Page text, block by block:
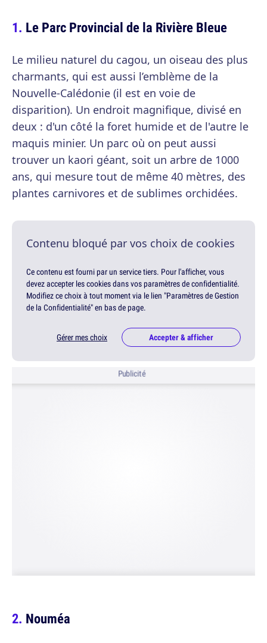
Le Parc Provincial de la Rivière Bleue
Le milieu naturel du cagou, un oiseau des plus
charmants, qui est aussi l’emblème de la
Nouvelle-Calédonie (il est en voie de
disparition). Un endroit magnifique, divisé en
deux : d'un côté la foret humide et de l'autre le
maquis minier. Un parc où on peut aussi
trouver un kaori géant, soit un arbre de 1000
ans, qui mesure tout de même 40 mètres, des
plantes carnivores et de sublimes orchidées.
Contenu bloqué par vos choix de cookies
Ce contenu est fourni par un service tiers. Pour l'afficher, vous
devez accepter les cookies dans vos paramètres de confidentialité.
Modifiez ce choix à tout moment via le lien "Paramètres de Gestion
de la Confidentialité" en bas de page.
Gérer mes choix Accepter & afficher
Publicité
Nouméa